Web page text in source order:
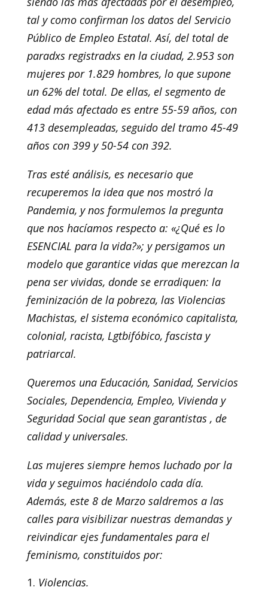
tal y como confirman los datos del Servicio
Público de Empleo Estatal. Así, del total de
paradxs registradxs en la ciudad, 2.953 son
mujeres por 1.829 hombres, lo que supone
un 62% del total. De ellas, el segmento de
edad más afectado es entre 55-59 años, con
413 desempleadas, seguido del tramo 45-49
años con 399 y 50-54 con 392.
Tras esté análisis, es necesario que
recuperemos la idea que nos mostró la
Pandemia, y nos formulemos la pregunta
que nos hacíamos respecto a: «¿Qué es lo
ESENCIAL para la vida?»; y persigamos un
modelo que garantice vidas que merezcan la
pena ser vividas, donde se erradiquen: la
feminización de la pobreza, las Violencias
Machistas, el sistema económico capitalista,
colonial, racista, Lgtbifóbico, fascista y
patriarcal.
Queremos una Educación, Sanidad, Servicios
Sociales, Dependencia, Empleo, Vivienda y
Seguridad Social que sean garantistas , de
calidad y universales.
Las mujeres siempre hemos luchado por la
vida y seguimos haciéndolo cada día.
Además, este 8 de Marzo saldremos a las
calles para visibilizar nuestras demandas y
reivindicar ejes fundamentales para el
feminismo, constituidos por:
Violencias.